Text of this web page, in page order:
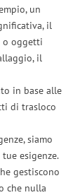
un
il
o oggetti
il
in base alle
di trasloco
siamo
esigenze.
gestiscono
che nulla